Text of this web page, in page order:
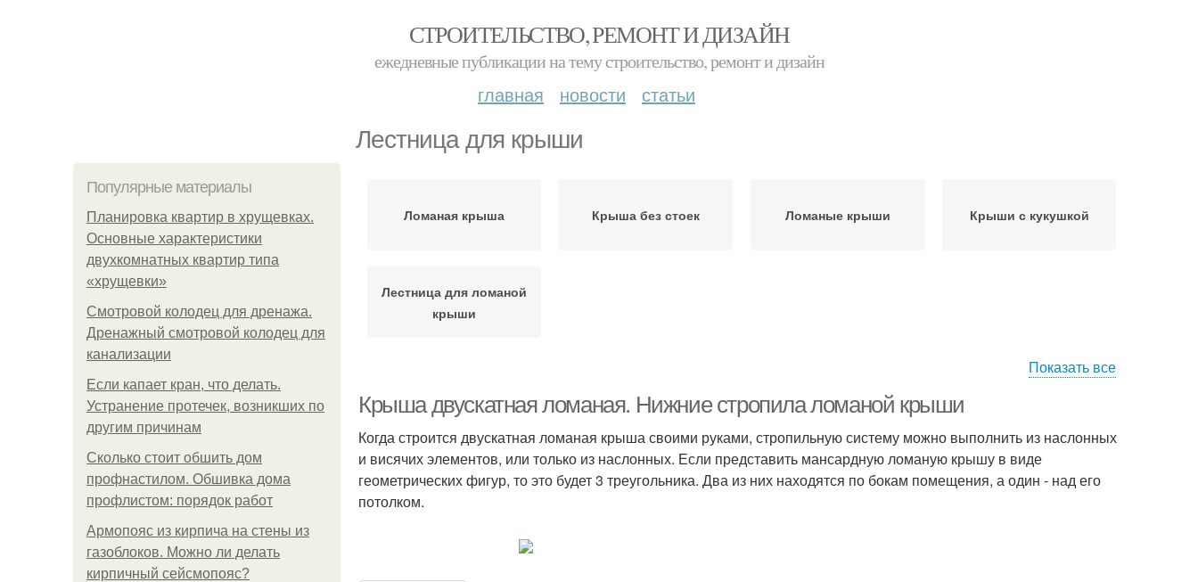
СТРОИТЕЛЬСТВО, РЕМОНТ И ДИЗАЙН
ежедневные публикации на тему строительство, ремонт и дизайн
главная новости статьи
Лестница для крыши
Популярные материалы
Планировка квартир в хрущевках.
Основные характеристики
двухкомнатных квартир типа
«хрущевки»
Смотровой колодец для дренажа.
Дренажный смотровой колодец для
канализации
Если капает кран, что делать.
Устранение протечек, возникших по
другим причинам
Сколько стоит обшить дом
профнастилом. Обшивка дома
профлистом: порядок работ
Армопояс из кирпича на стены из
газоблоков. Можно ли делать
кирпичный сейсмопояс?
Ломаная крыша Крыша без стоек Ломаные крыши Крыши с кукушкой
Лестница для ломаной
крыши
Показать все
Крыша двускатная ломаная. Нижние стропила ломаной крыши
Когда строится двускатная ломаная крыша своими руками, стропильную систему можно выполнить из наслонных
и висячих элементов, или только из наслонных. Если представить мансардную ломаную крышу в виде
геометрических фигур, то это будет 3 треугольника. Два из них находятся по бокам помещения, а один - над его
потолком.